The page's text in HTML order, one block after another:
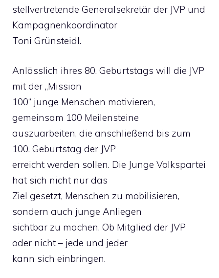
stellvertretende Generalsekretär der JVP und
Kampagnenkoordinator
Toni Grünsteidl.
Anlässlich ihres 80. Geburtstags will die JVP
mit der „Mission
100“ junge Menschen motivieren,
gemeinsam 100 Meilensteine
auszuarbeiten, die anschließend bis zum
100. Geburtstag der JVP
erreicht werden sollen. Die Junge Volkspartei
hat sich nicht nur das
Ziel gesetzt, Menschen zu mobilisieren,
sondern auch junge Anliegen
sichtbar zu machen. Ob Mitglied der JVP
oder nicht – jede und jeder
kann sich einbringen.